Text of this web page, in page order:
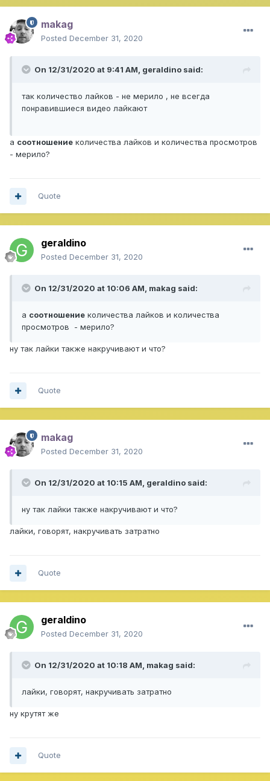
makag
Posted December 31, 2020
On 12/31/2020 at 9:41 AM, geraldino said:
так количество лайков - не мерило , не всегда
понравившиеся видео лайкают
а соотношение количества лайков и количества просмотров
- мерило?
Quote
geraldino
Posted December 31, 2020
On 12/31/2020 at 10:06 AM, makag said:
а соотношение количества лайков и количества
просмотров - мерило?
ну так лайки также накручивают и что?
Quote
makag
Posted December 31, 2020
On 12/31/2020 at 10:15 AM, geraldino said:
ну так лайки также накручивают и что?
лайки, говорят, накручивать затратно
Quote
geraldino
Posted December 31, 2020
On 12/31/2020 at 10:18 AM, makag said:
лайки, говорят, накручивать затратно
ну крутят же
Quote